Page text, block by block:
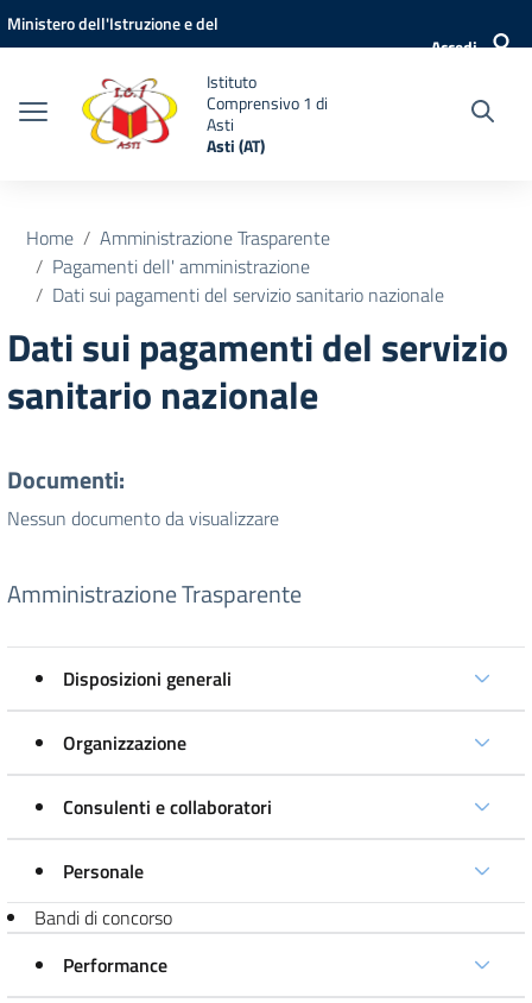
Vai ai contenuti
Vai al menu di navigazione
Vai al footer
Ministero dell'Istruzione e del
Accedi
Istituto
Comprensivo 1 di
Asti
Asti (AT)
Home
Amministrazione Trasparente
Pagamenti dell' amministrazione
Dati sui pagamenti del servizio sanitario nazionale
Dati sui pagamenti del servizio
sanitario nazionale
Documenti:
Nessun documento da visualizzare
Amministrazione Trasparente
Disposizioni generali
Organizzazione
Consulenti e collaboratori
Personale
Bandi di concorso
Performance